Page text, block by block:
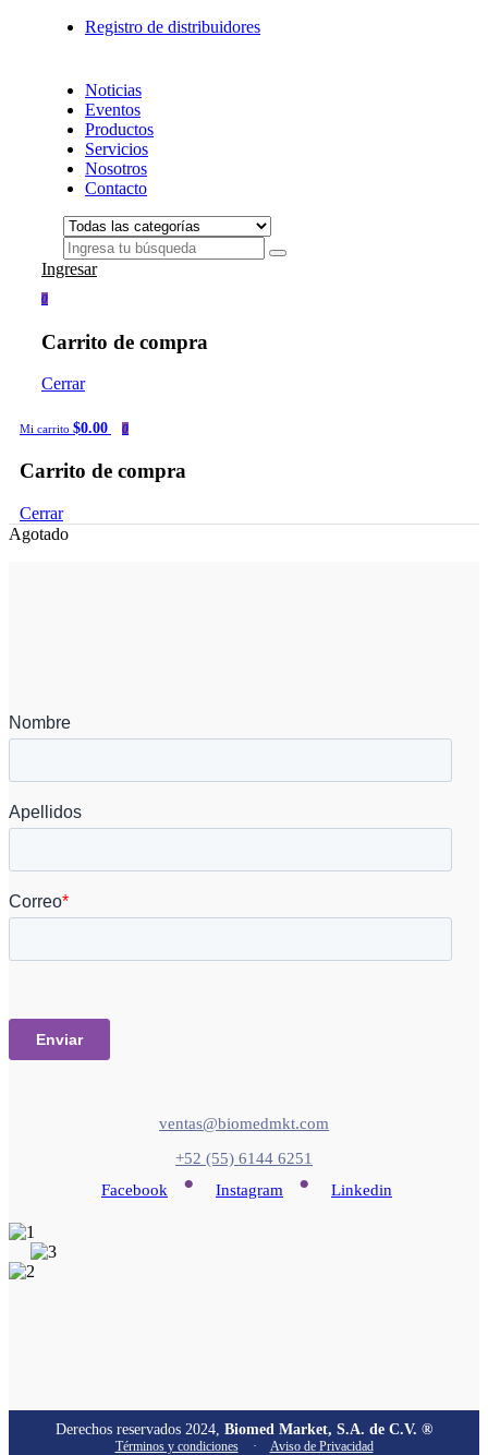
Registro de distribuidores
Noticias
Eventos
Productos
Servicios
Nosotros
Contacto
Ingresar
0
Carrito de compra
Cerrar
Mi carrito $0.00 0
Carrito de compra
Cerrar
Agotado
ventas@biomedmkt.com
+52 (55) 6144 6251
Facebook
• Instagram • Linkedin
Derechos reservados 2024, Biomed Market, S.A. de C.V. ®
Términos y condiciones · Aviso de Privacidad